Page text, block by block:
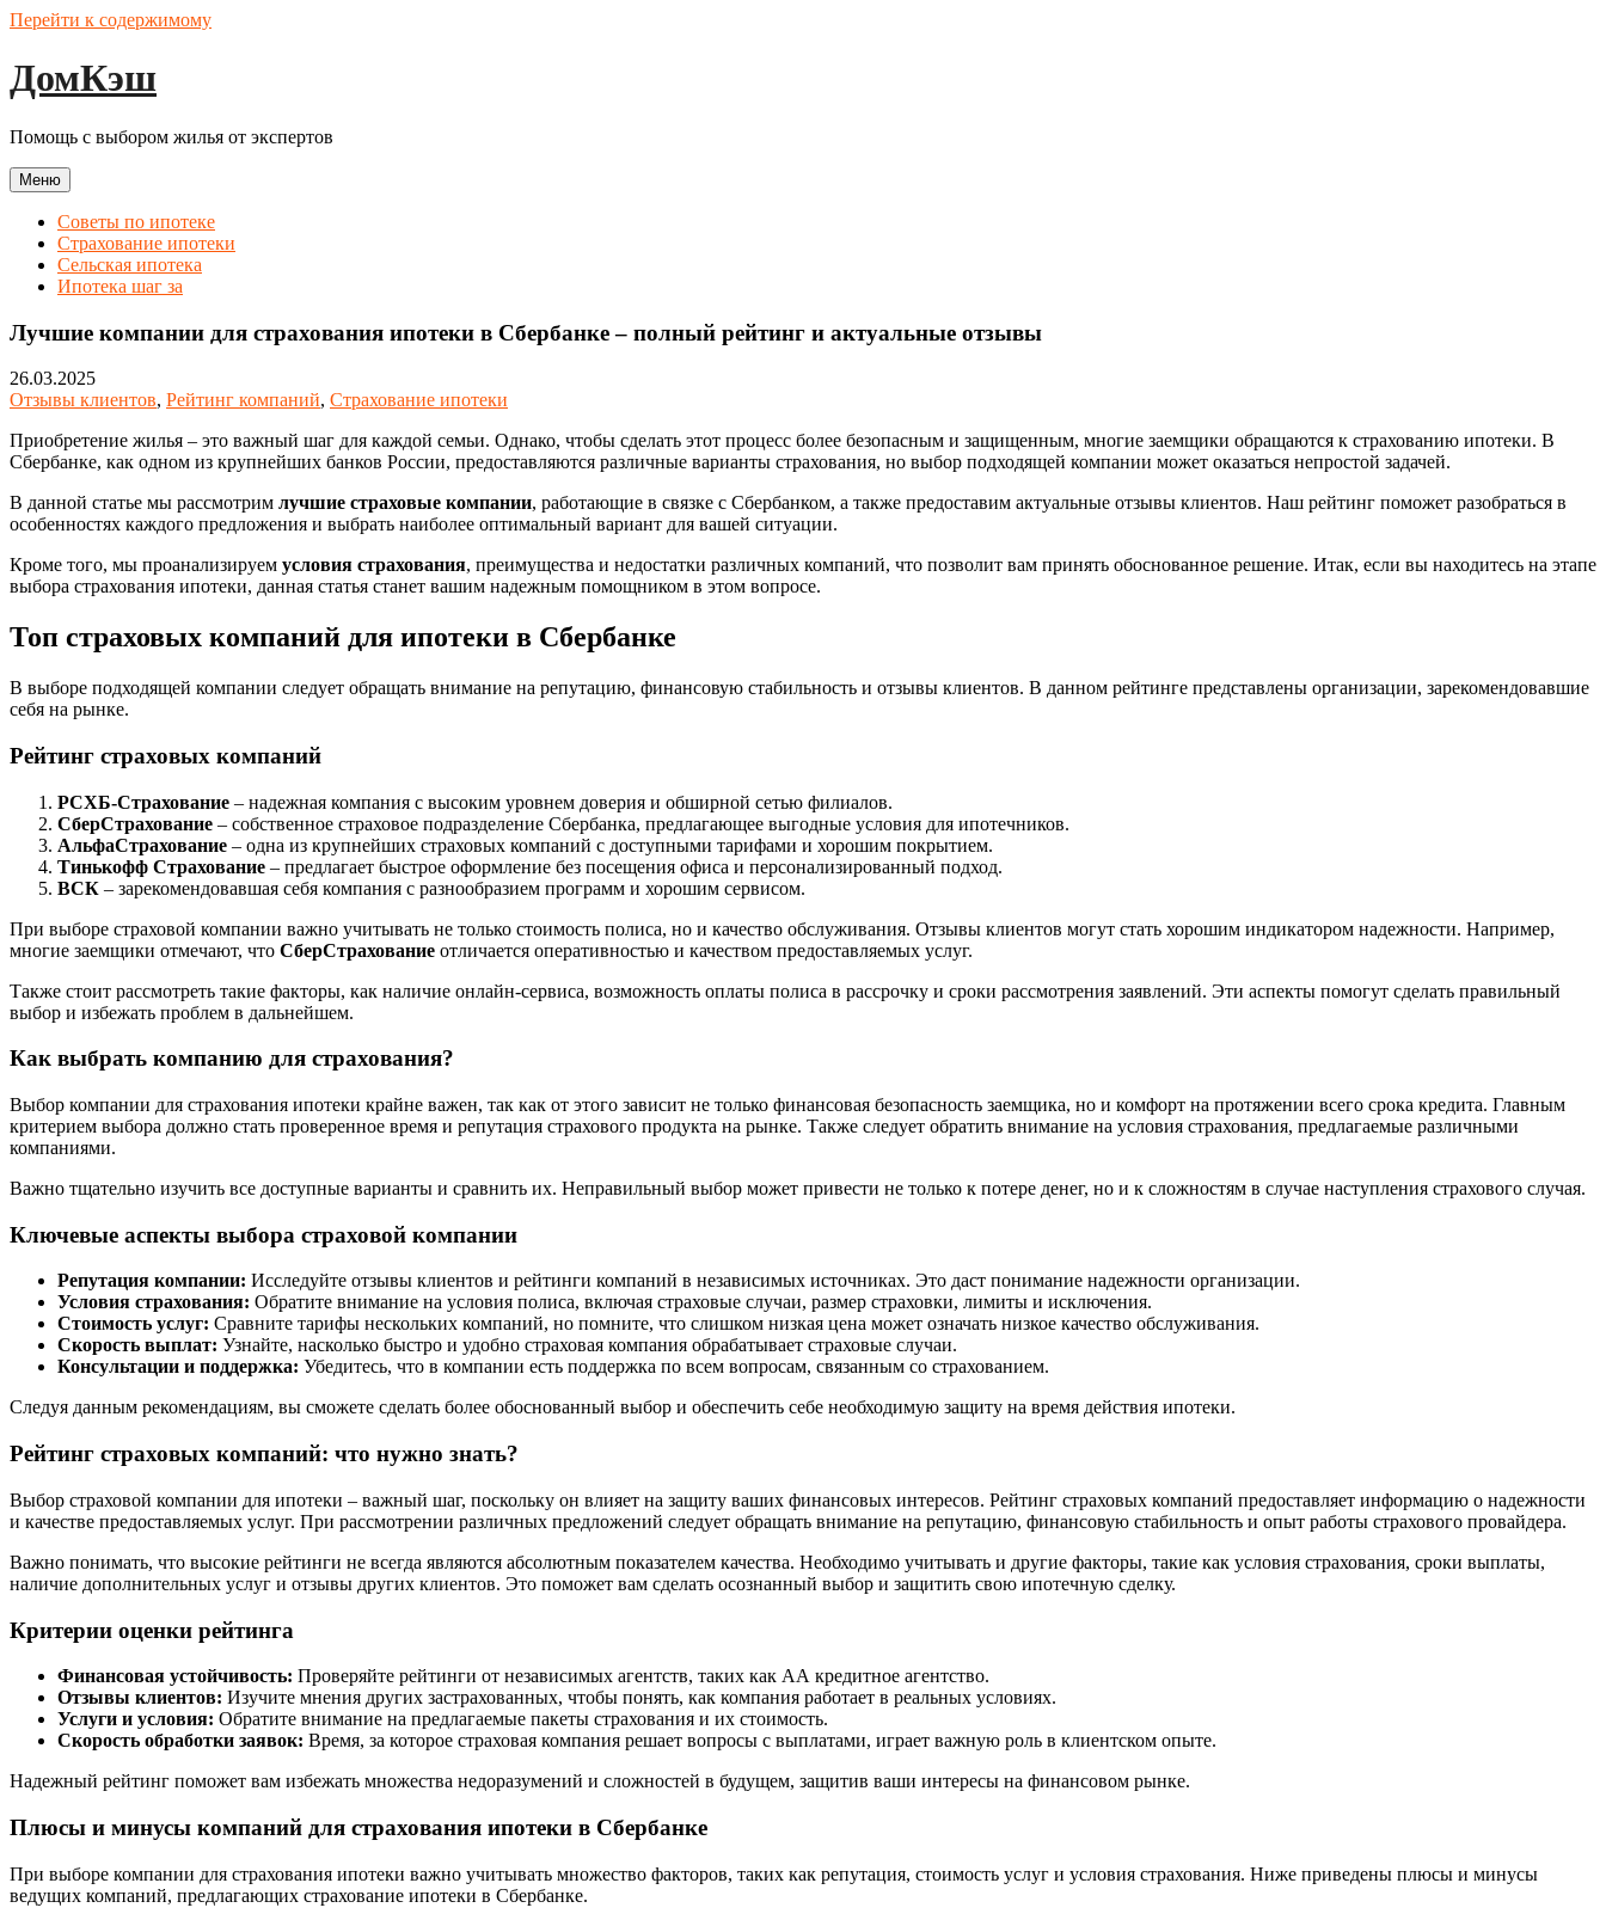
Перейти к содержимому
ДомКэш
Помощь с выбором жилья от экспертов
Меню
Советы по ипотеке
Страхование ипотеки
Сельская ипотека
Ипотека шаг за
Лучшие компании для страхования ипотеки в Сбербанке – полный рейтинг и актуальные отзывы
26.03.2025
Отзывы клиентов, Рейтинг компаний, Страхование ипотеки
Приобретение жилья – это важный шаг для каждой семьи. Однако, чтобы сделать этот процесс более безопасным и защищенным, многие заемщики обращаются к страхованию ипотеки. В
Сбербанке, как одном из крупнейших банков России, предоставляются различные варианты страхования, но выбор подходящей компании может оказаться непростой задачей.
В данной статье мы рассмотрим лучшие страховые компании, работающие в связке с Сбербанком, а также предоставим актуальные отзывы клиентов. Наш рейтинг поможет разобраться в
особенностях каждого предложения и выбрать наиболее оптимальный вариант для вашей ситуации.
Кроме того, мы проанализируем условия страхования, преимущества и недостатки различных компаний, что позволит вам принять обоснованное решение. Итак, если вы находитесь на этапе
выбора страхования ипотеки, данная статья станет вашим надежным помощником в этом вопросе.
Топ страховых компаний для ипотеки в Сбербанке
В выборе подходящей компании следует обращать внимание на репутацию, финансовую стабильность и отзывы клиентов. В данном рейтинге представлены организации, зарекомендовавшие
себя на рынке.
Рейтинг страховых компаний
РСХБ-Страхование – надежная компания с высоким уровнем доверия и обширной сетью филиалов.
СберСтрахование – собственное страховое подразделение Сбербанка, предлагающее выгодные условия для ипотечников.
АльфаСтрахование – одна из крупнейших страховых компаний с доступными тарифами и хорошим покрытием.
Тинькофф Страхование – предлагает быстрое оформление без посещения офиса и персонализированный подход.
ВСК – зарекомендовавшая себя компания с разнообразием программ и хорошим сервисом.
При выборе страховой компании важно учитывать не только стоимость полиса, но и качество обслуживания. Отзывы клиентов могут стать хорошим индикатором надежности. Например,
многие заемщики отмечают, что СберСтрахование отличается оперативностью и качеством предоставляемых услуг.
Также стоит рассмотреть такие факторы, как наличие онлайн-сервиса, возможность оплаты полиса в рассрочку и сроки рассмотрения заявлений. Эти аспекты помогут сделать правильный
выбор и избежать проблем в дальнейшем.
Как выбрать компанию для страхования?
Выбор компании для страхования ипотеки крайне важен, так как от этого зависит не только финансовая безопасность заемщика, но и комфорт на протяжении всего срока кредита. Главным
критерием выбора должно стать проверенное время и репутация страхового продукта на рынке. Также следует обратить внимание на условия страхования, предлагаемые различными
компаниями.
Важно тщательно изучить все доступные варианты и сравнить их. Неправильный выбор может привести не только к потере денег, но и к сложностям в случае наступления страхового случая.
Ключевые аспекты выбора страховой компании
Репутация компании: Исследуйте отзывы клиентов и рейтинги компаний в независимых источниках. Это даст понимание надежности организации.
Условия страхования: Обратите внимание на условия полиса, включая страховые случаи, размер страховки, лимиты и исключения.
Стоимость услуг: Сравните тарифы нескольких компаний, но помните, что слишком низкая цена может означать низкое качество обслуживания.
Скорость выплат: Узнайте, насколько быстро и удобно страховая компания обрабатывает страховые случаи.
Консультации и поддержка: Убедитесь, что в компании есть поддержка по всем вопросам, связанным со страхованием.
Следуя данным рекомендациям, вы сможете сделать более обоснованный выбор и обеспечить себе необходимую защиту на время действия ипотеки.
Рейтинг страховых компаний: что нужно знать?
Выбор страховой компании для ипотеки – важный шаг, поскольку он влияет на защиту ваших финансовых интересов. Рейтинг страховых компаний предоставляет информацию о надежности
и качестве предоставляемых услуг. При рассмотрении различных предложений следует обращать внимание на репутацию, финансовую стабильность и опыт работы страхового провайдера.
Важно понимать, что высокие рейтинги не всегда являются абсолютным показателем качества. Необходимо учитывать и другие факторы, такие как условия страхования, сроки выплаты,
наличие дополнительных услуг и отзывы других клиентов. Это поможет вам сделать осознанный выбор и защитить свою ипотечную сделку.
Критерии оценки рейтинга
Финансовая устойчивость: Проверяйте рейтинги от независимых агентств, таких как АА кредитное агентство.
Отзывы клиентов: Изучите мнения других застрахованных, чтобы понять, как компания работает в реальных условиях.
Услуги и условия: Обратите внимание на предлагаемые пакеты страхования и их стоимость.
Скорость обработки заявок: Время, за которое страховая компания решает вопросы с выплатами, играет важную роль в клиентском опыте.
Надежный рейтинг поможет вам избежать множества недоразумений и сложностей в будущем, защитив ваши интересы на финансовом рынке.
Плюсы и минусы компаний для страхования ипотеки в Сбербанке
При выборе компании для страхования ипотеки важно учитывать множество факторов, таких как репутация, стоимость услуг и условия страхования. Ниже приведены плюсы и минусы
ведущих компаний, предлагающих страхование ипотеки в Сбербанке.